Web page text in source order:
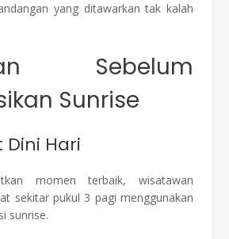
yang ditawarkan tak kalah
Sebelum
Sunrise
Hari
momen terbaik, wisatawan
sekitar pukul 3 pagi menggunakan
sunrise.